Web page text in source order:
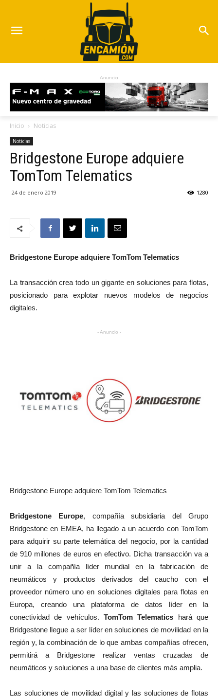
Anuncio
Inicio Noticias
Noticias
Bridgestone Europe adquiere
TomTom Telematics
24 de enero 2019 1280
Bridgestone Europe adquiere TomTom Telematics
La transacción crea todo un gigante en soluciones para flotas,
posicionado para explotar nuevos modelos de negocios
digitales.
- Anuncio -
Bridgestone Europe adquiere TomTom Telematics
Bridgestone Europe, compañía subsidiaria del Grupo
Bridgestone en EMEA, ha llegado a un acuerdo con TomTom
para adquirir su parte telemática del negocio, por la cantidad
de 910 millones de euros en efectivo. Dicha transacción va a
unir a la compañía líder mundial en la fabricación de
neumáticos y productos derivados del caucho con el
proveedor número uno en soluciones digitales para flotas en
Europa, creando una plataforma de datos líder en la
conectividad de vehículos. TomTom Telematics hará que
Bridgestone llegue a ser líder en soluciones de movilidad en la
región y, la combinación de lo que ambas compañías ofrecen,
permitirá a Bridgestone realizar ventas cruzadas de
neumáticos y soluciones a una base de clientes más amplia.
Las soluciones de movilidad digital y las soluciones de flotas